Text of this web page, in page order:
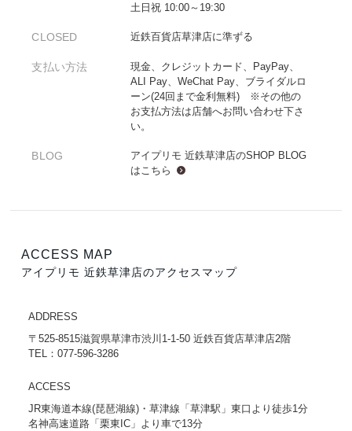
土日祝 10:00～19:30
CLOSED 近鉄百貨店草津店に準ずる
支払い方法
現金、クレジットカード、PayPay、
ALI Pay、WeChat Pay、ブライダルロ
ーン(24回まで金利無料) ※その他の
お支払方法は店舗へお問い合わせ下さ
い。
BLOG
アイプリモ 近鉄草津店のSHOP BLOG
はこちら
ACCESS MAP
アイプリモ 近鉄草津店のアクセスマップ
ADDRESS
〒525-8515滋賀県草津市渋川1-1-50 近鉄百貨店草津店2階
TEL：077-596-3286
ACCESS
JR東海道本線(琵琶湖線)・草津線「草津駅」東口より徒歩1分
名神高速道路「栗東IC」より車で13分